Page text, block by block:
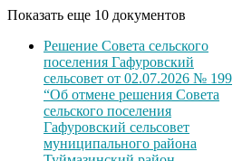
Показать еще 10 документов
Решение Совета сельского
поселения Гафуровский
сельсовет от 02.07.2026 № 199
“Об отмене решения Совета
сельского поселения
Гафуровский сельсовет
муниципального района